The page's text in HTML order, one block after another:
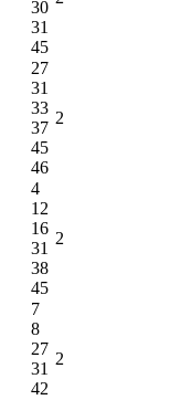
30
31
45
27
31
33
37
45
46
2
4
12
16
31
38
45
2
7
8
27
31
42
2